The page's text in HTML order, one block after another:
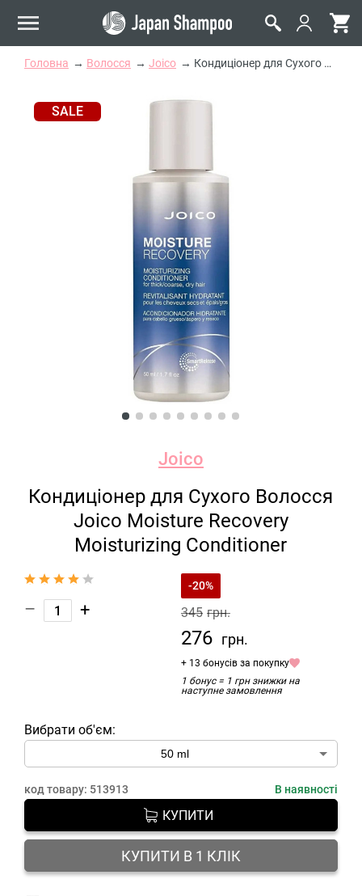
Головна Волосся Joico Кондиціонер для Сухого Волосся Joico Moisture Recovery Moisturizing Conditioner
SALE
Joico
Кондиціонер для Сухого Волосся
Joico Moisture Recovery
Moisturizing Conditioner
– +
-20%
345 грн.
276 грн.
+ 13 бонусів за покупку
1 бонус = 1 грн знижки на
наступне замовлення
Вибрати об'єм:
код товару: 513913 В наявності
КУПИТИ
КУПИТИ В 1 КЛІК